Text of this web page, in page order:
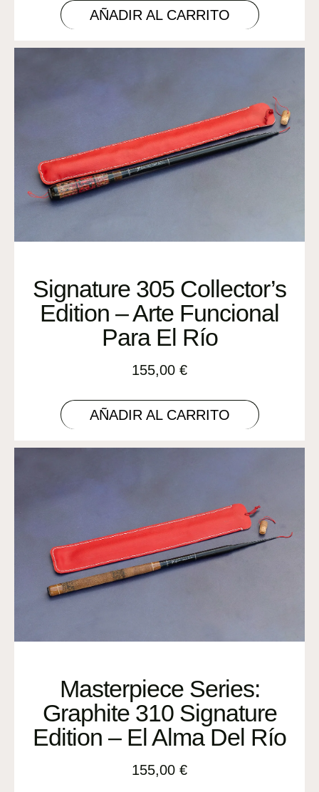
AÑADIR AL CARRITO
Signature 305 Collector’s
Edition – Arte Funcional
Para El Río
155,00 €
AÑADIR AL CARRITO
Masterpiece Series:
Graphite 310 Signature
Edition – El Alma Del Río
155,00 €